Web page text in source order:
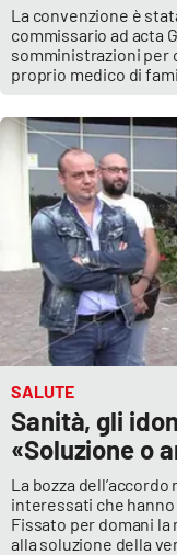
La convenzione è
commissario ad acta
somministrazioni per
proprio medico di
SALUTE
Sanità, gli
«Soluzione o
La bozza
interessati che
Fissato per domani
alla soluzione della